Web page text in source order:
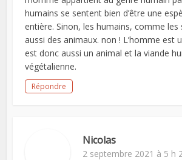
humains se sentent bien d’être une
entière. Sinon, les humains, comme les
aussi des animaux. non ! L’homme est
est donc aussi un animal et la viande
végétalienne.
Répondre
Nicolas
2 septembre 2021 à 5 h